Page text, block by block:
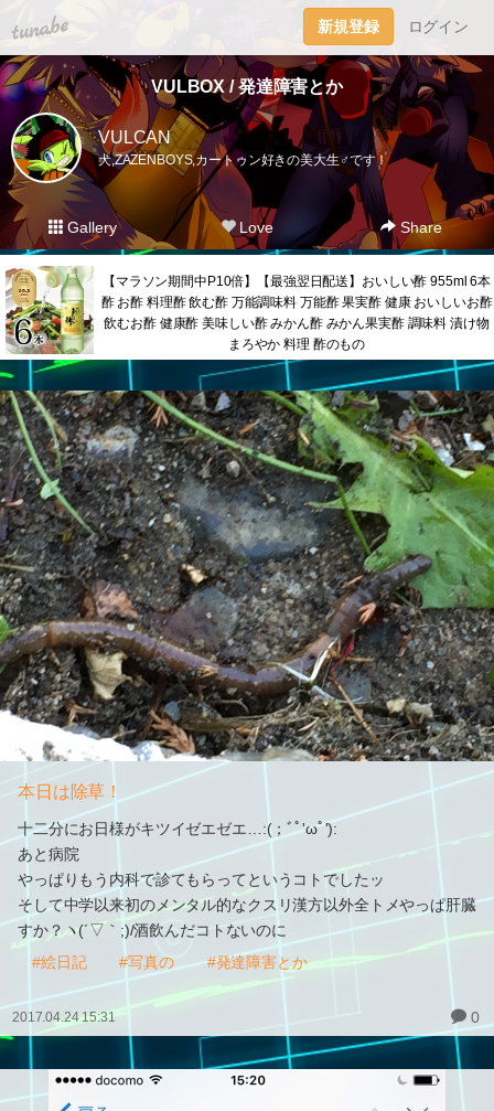
tuna.be 新規登録 ログイン
VULBOX / 発達障害とか
VULCAN
犬,ZAZENBOYS,カートゥン好きの美大生♂です！
Gallery Love Share
【マラソン期間中P10倍】【最強翌日配送】おいしい酢 955ml 6本
酢 お酢 料理酢 飲む酢 万能調味料 万能酢 果実酢 健康 おいしいお酢
飲むお酢 健康酢 美味しい酢 みかん酢 みかん果実酢 調味料 漬け物
まろやか 料理 酢のもの
本日は除草！
十二分にお日様がキツイゼエゼエ…:(；ﾞﾟ'ωﾟ'):
あと病院
やっぱりもう内科で診てもらってというコトでしたッ
そして中学以来初のメンタル的なクスリ漢方以外全トメやっぱ肝臓
すか？ヽ(´▽｀;)/酒飲んだコトないのに
#絵日記
#写真の #発達障害とか
2017.04.24 15:31 0